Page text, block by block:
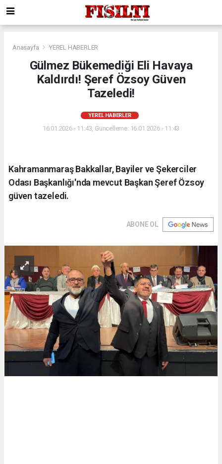
Anasayfa YEREL HABERLER
Gülmez Bükemediği Eli Havaya
Kaldırdı! Şeref Özsoy Güven
Tazeledi!
YEREL HABERLER
16.01.2026 - 11:43, Güncelleme: 16.01.2026 - 11:43
Kahramanmaraş Bakkallar, Bayiler ve Şekerciler
Odası Başkanlığı'nda mevcut Başkan Şeref Özsoy
güven tazeledi.
ABONE OL